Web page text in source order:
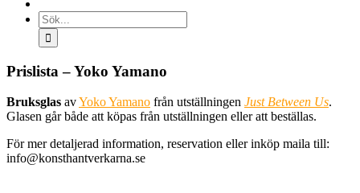
Sök
efter:
Prislista – Yoko Yamano
Bruksglas avYoko Yamano från utställningen Just Between Us.
Glasen går både att köpas från utställningen eller att beställas.
För mer detaljerad information, reservation eller inköp maila till:
info@konsthantverkarna.se